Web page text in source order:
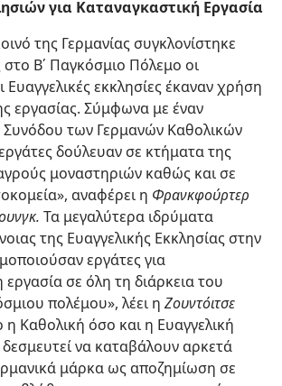
για Καταναγκαστική Εργασία
της Γερμανίας συγκλονίστηκε
Β΄ Παγκόσμιο Πόλεμο οι
Ευαγγελικές εκκλησίες έκαναν χρήση
εργασίας. Σύμφωνα με έναν
των Γερμανών Καθολικών
δούλευαν σε κτήματα της
μοναστηριών καθώς και σε
αναφέρει η Φρανκφούρτερ
Τα μεγαλύτερα ιδρύματα
της Ευαγγελικής Εκκλησίας στην
εργάτες για
εργασία σε όλη τη διάρκεια του
πολέμου», λέει η Ζουντόιτσε
η Καθολική όσο και η Ευαγγελική
να καταβάλουν αρκετά
μάρκα ως αποζημίωση σε